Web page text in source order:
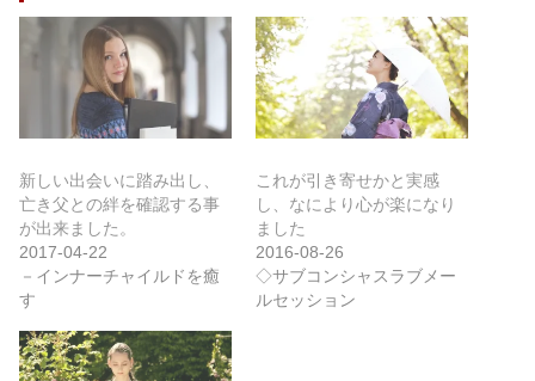
新しい出会いに踏み出し、
亡き父との絆を確認する事
が出来ました。
2017-04-22
－インナーチャイルドを癒
す
これが引き寄せかと実感
し、なにより心が楽になり
ました
2016-08-26
◇サブコンシャスラブメー
ルセッション